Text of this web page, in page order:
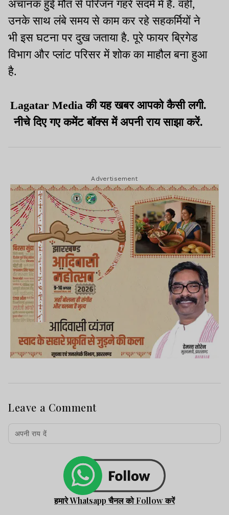
अचानक हुई मौत से परिजन गहरे सदमे में हैं. वहीं,
उनके साथ लंबे समय से काम कर रहे सहकर्मियों ने
भी इस घटना पर दुख जताया है. पूरे फायर ब्रिगेड
विभाग और प्लांट परिसर में शोक का माहौल बना हुआ
है.
Lagatar Media की यह खबर आपको कैसी लगी.
नीचे दिए गए कमेंट बॉक्स में अपनी राय साझा करें.
Advertisement
Leave a Comment
हमारे Whatsapp चैनल को Follow करें